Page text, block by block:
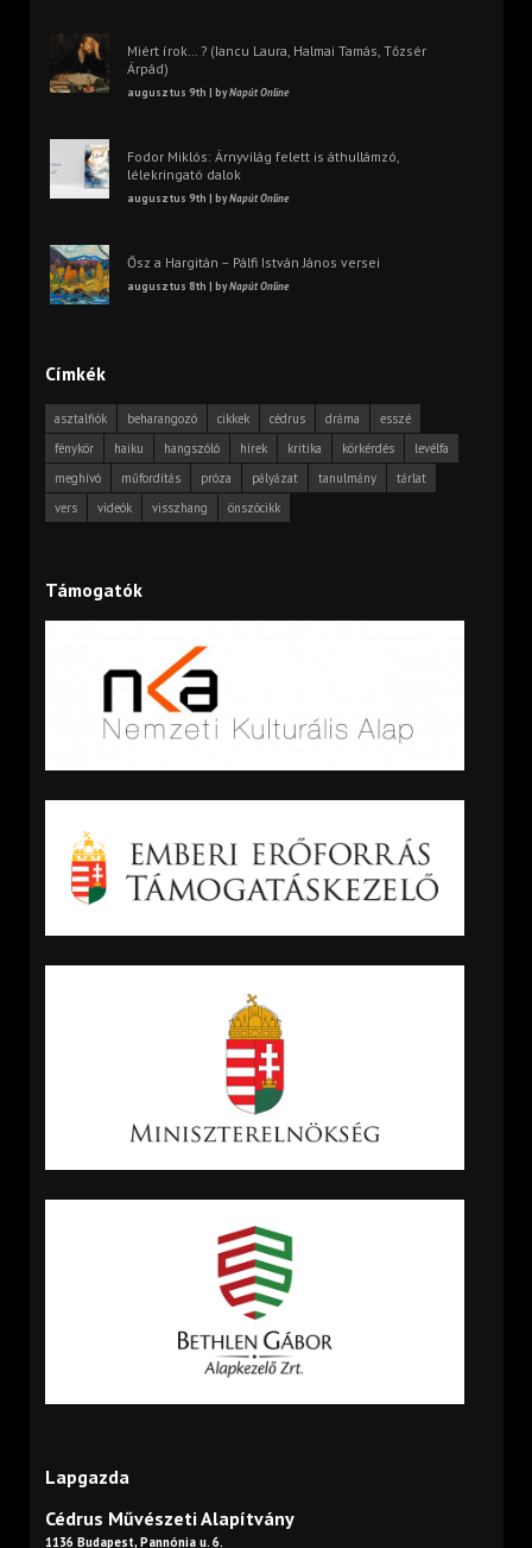
Miért írok… ? (Iancu Laura, Halmai Tamás, Tőzsér
Árpád)
augusztus 9th | byNapút Online
Fodor Miklós: Árnyvilág felett is áthullámzó,
lélekringató dalok
augusztus 9th | byNapút Online
Ősz a Hargitán – Pálfi István János versei
augusztus 8th | byNapút Online
Címkék
asztalfiók beharangozó cikkek cédrus dráma
esszé
fénykör
haiku hangszóló hírek kritika körkérdés
levélfa
meghívó
műfordítás próza pályázat tanulmány
tárlat
vers
videók visszhang önszócikk
Támogatók
Lapgazda
Cédrus Művészeti Alapítvány
1136 Budapest, Pannónia u. 6.